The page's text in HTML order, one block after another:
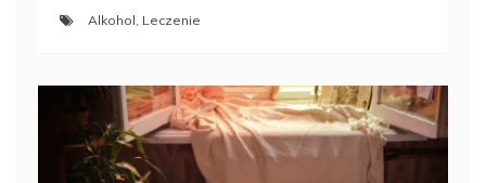
Alkohol Leczenie